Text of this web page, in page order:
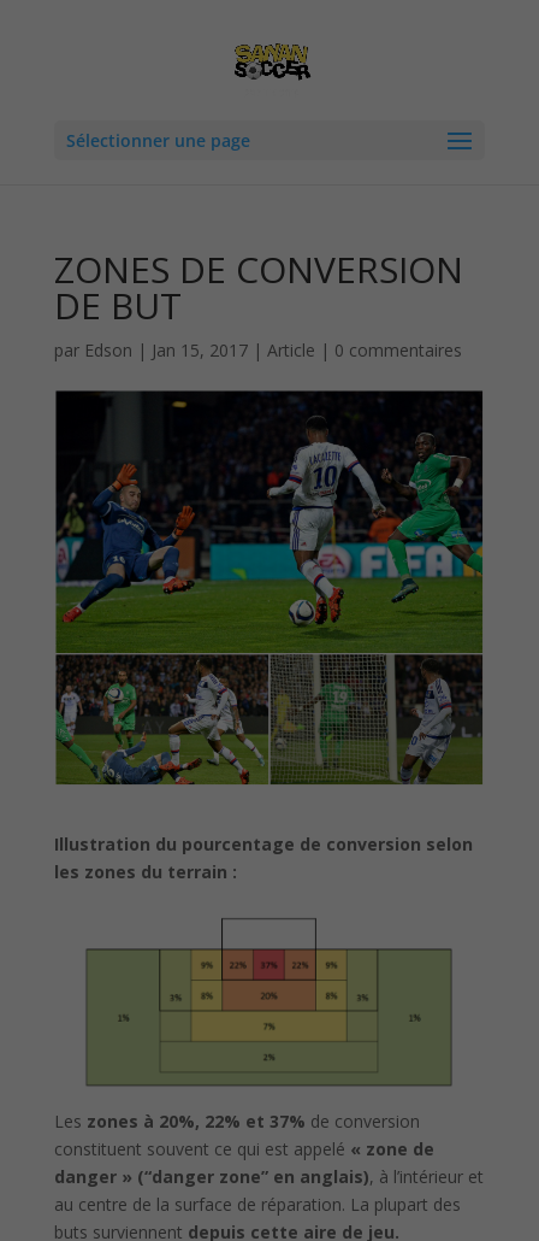
Sélectionner une page
ZONES DE CONVERSION
DE BUT
par Edson | Jan 15, 2017| Article | 0 commentaires
Illustration du pourcentage de conversion selon
les zones du terrain :
Les zones à 20%, 22% et 37% de conversion
constituent souvent ce qui est appelé « zone de
danger » (“danger zone” en anglais), à l’intérieur et
au centre de la surface de réparation. La plupart des
buts surviennent depuis cette aire de jeu.